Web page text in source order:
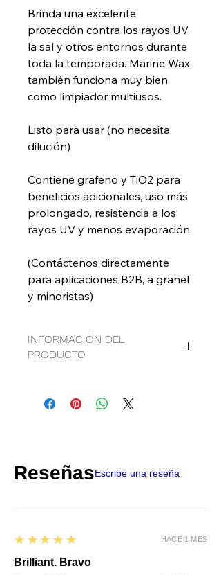
Brinda una excelente
protección contra los rayos UV,
la sal y otros entornos durante
toda la temporada. Marine Wax
también funciona muy bien
como limpiador multiusos.
Listo para usar (no necesita
dilución)
Contiene grafeno y TiO2 para
beneficios adicionales, uso más
prolongado, resistencia a los
rayos UV y menos evaporación.
(Contáctenos directamente
para aplicaciones B2B, a granel
y minoristas)
INFORMACIÓN DEL
PRODUCTO
Respetuoso con el medio
ambiente a base de agua
Funciona muy bien en barcos,
vehículos recreativos, aviones y
Uso en metal o fibra de vidrio.
Contiene: Graphene y TiO2
SDS
TDS
ReseñasEscribe una reseña
5
★★★★★
Brilliant. Bravo
HACE 1 MES